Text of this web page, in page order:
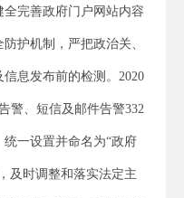
完善政府门户网站内容
护机制，严把政治关、
息发布前的检测。2020
警、短信及邮件告警332
统一设置并命名为“政府
及时调整和落实法定主